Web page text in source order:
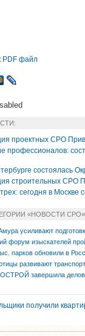
PDF файл
проектных СРО
профессионалов:
состоялась
строительных СРО
сегодня в Москве
«НОВОСТИ СРО»
усиливают
форум изыскателей
парков обновили в
развивают
завершила
получили